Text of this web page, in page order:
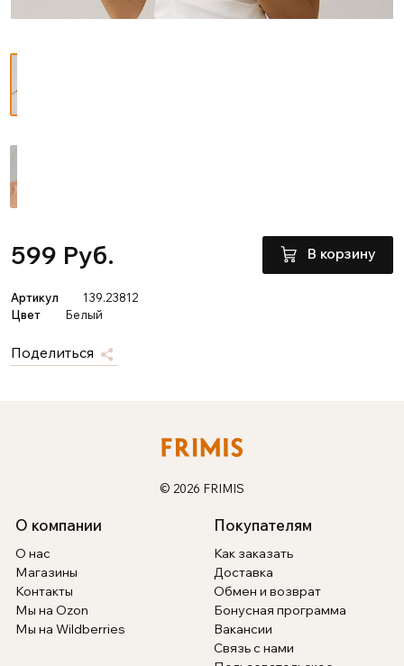
599 Руб. В корзину
Артикул
139.23812
Цвет
Белый
Поделиться
© 2026 FRIMIS
О компании
О нас
Магазины
Контакты
Мы на Ozon
Мы на Wildberries
Покупателям
Как заказать
Доставка
Обмен и возврат
Бонусная программа
Вакансии
Связь с нами